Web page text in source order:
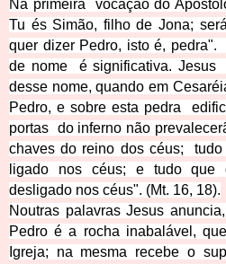
Na primeira  vocação do
Tu és Simão, filho de Jona;
quer dizer Pedro, isto é, pedra".
de nome  é significativa. Jesus
desse nome, quando em
Pedro, e sobre esta pedra
portas  do inferno não
chaves do reino dos céus;
ligado nos céus; e tudo que
desligado nos céus". (Mt. 16, 18).
Noutras palavras Jesus
Pedro é a rocha inabalável,
Igreja; na mesma recebe o